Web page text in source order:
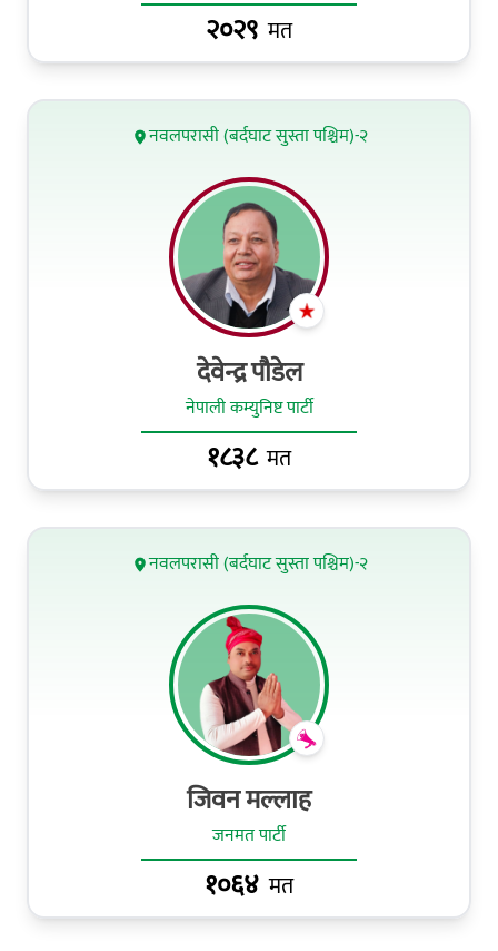
२०२९ मत
नवलपरासी (बर्दघाट सुस्ता पश्चिम)-२
देवेन्द्र पौडेल
नेपाली कम्युनिष्ट पार्टी
१८३८ मत
नवलपरासी (बर्दघाट सुस्ता पश्चिम)-२
जिवन मल्लाह
जनमत पार्टी
१०६४ मत